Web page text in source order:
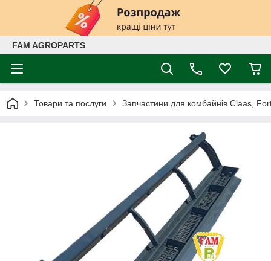
FAM AGROPARTS
Товари та послуги Запчастини для комбайнів Claas,